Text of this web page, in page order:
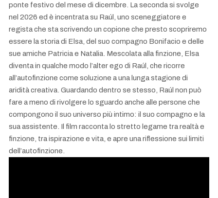
ponte festivo del mese di dicembre. La seconda si svolge
nel 2026 ed è incentrata su Raúl, uno sceneggiatore e
regista che sta scrivendo un copione che presto scopriremo
essere la storia di Elsa, del suo compagno Bonifacio e delle
sue amiche Patricia e Natalia. Mescolata alla finzione, Elsa
diventa in qualche modo l’alter ego di Raúl, che ricorre
all’autofinzione come soluzione a una lunga stagione di
aridità creativa. Guardando dentro se stesso, Raúl non può
fare a meno di rivolgere lo sguardo anche alle persone che
compongono il suo universo più intimo: il suo compagno e la
sua assistente. Il film racconta lo stretto legame tra realtà e
finzione, tra ispirazione e vita, e apre una riflessione sui limiti
dell’autofinzione.